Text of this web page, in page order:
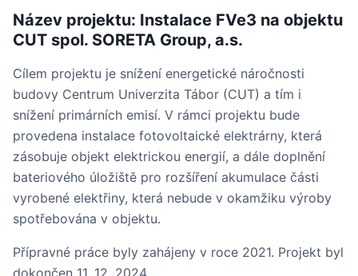
Název projektu: Instalace FVe3 na objektu
CUT spol. SORETA Group, a.s.
Cílem projektu je snížení energetické náročnosti
budovy Centrum Univerzita Tábor (CUT) a tím i
snížení primárních emisí. V rámci projektu bude
provedena instalace fotovoltaické elektrárny, která
zásobuje objekt elektrickou energií, a dále doplnění
bateriového úložiště pro rozšíření akumulace části
vyrobené elektřiny, která nebude v okamžiku výroby
spotřebována v objektu.
Přípravné práce byly zahájeny v roce 2021. Projekt byl